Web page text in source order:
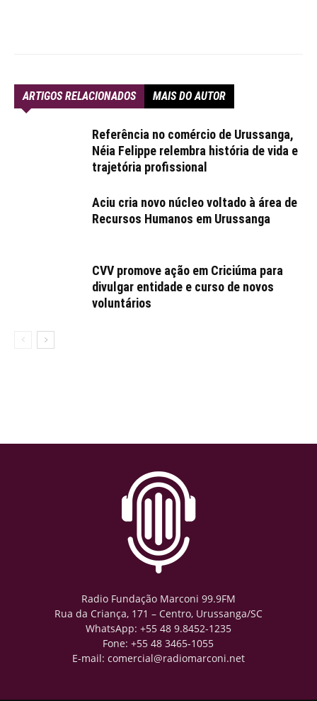
ARTIGOS RELACIONADOS MAIS DO AUTOR
Referência no comércio de Urussanga,
Néia Felippe relembra história de vida e
trajetória profissional
Aciu cria novo núcleo voltado à área de
Recursos Humanos em Urussanga
CVV promove ação em Criciúma para
divulgar entidade e curso de novos
voluntários
Radio Fundação Marconi 99.9FM
Rua da Criança, 171 – Centro, Urussanga/SC
WhatsApp: +55 48 9.8452-1235
Fone: +55 48 3465-1055
E-mail: comercial@radiomarconi.net